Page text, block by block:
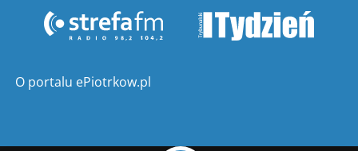
O portalu ePiotrkow.pl